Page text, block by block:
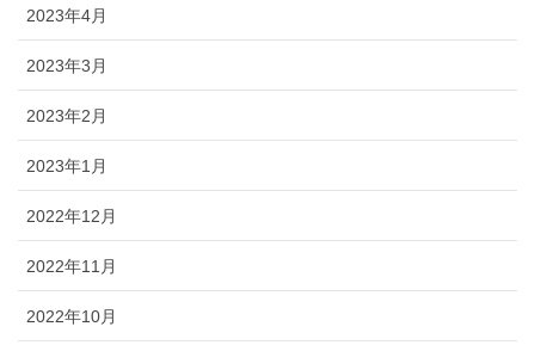
2023年4月
2023年3月
2023年2月
2023年1月
2022年12月
2022年11月
2022年10月